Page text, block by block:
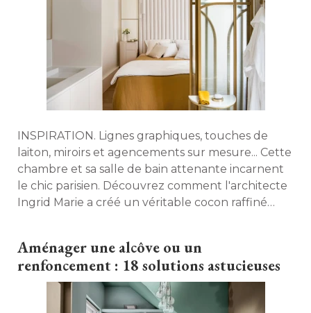
INSPIRATION. Lignes graphiques, touches de
laiton, miroirs et agencements sur mesure... Cette
chambre et sa salle de bain attenante incarnent
le chic parisien. Découvrez comment l'architecte
Ingrid Marie a créé un véritable cocon raffiné
Aménager une alcôve ou un
renfoncement : 18 solutions astucieuses